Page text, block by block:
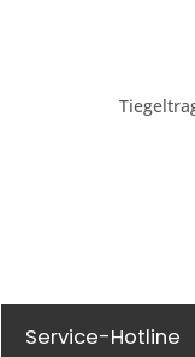
Service-Hotline